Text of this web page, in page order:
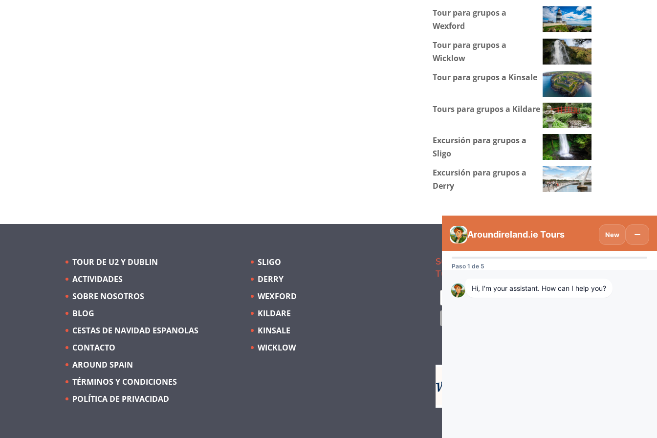
Tour para grupos a
Wexford
Tour para grupos a
Wicklow
Tour para grupos a Kinsale
Tours para grupos a Kildare
Excursión para grupos a
Sligo
Excursión para grupos a
Derry
TOUR DE U2 Y DUBLIN
ACTIVIDADES
SOBRE NOSOTROS
BLOG
CESTAS DE NAVIDAD ESPANOLAS
CONTACTO
AROUND SPAIN
TÉRMINOS Y CONDICIONES
POLÍTICA DE PRIVACIDAD
SLIGO
DERRY
WEXFORD
KILDARE
KINSALE
WICKLOW
Suscríbete para estar al día sobre
Turismo en Irlanda y España.